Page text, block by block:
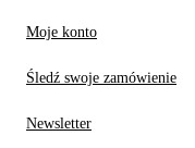
Moje konto
Śledź swoje zamówienie
Newsletter